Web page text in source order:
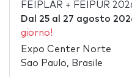
FEIPLAR + FEIPUR
Dal 25al 27 agosto
giorno!
Expo Center Norte
Sao Paulo, Brasile